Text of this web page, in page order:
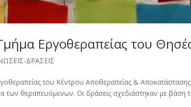
Εργοθεραπείας του
ΔΡΑΣΕΙΣ
του Κέντρου Αποθεραπείας &
θεραπευόμενων. Οι δράσεις σχεδιάστηκαν με βάση